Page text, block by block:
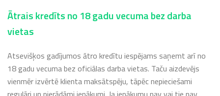
Ātrais kredīts no 18 gadu vecuma bez darba
vietas
Atsevišķos gadījumos ātro kredītu iespējams saņemt arī no
18 gadu vecuma bez oficiālas darba vietas. Taču aizdevējs
vienmēr izvērtē klienta maksātspēju, tāpēc nepieciešami